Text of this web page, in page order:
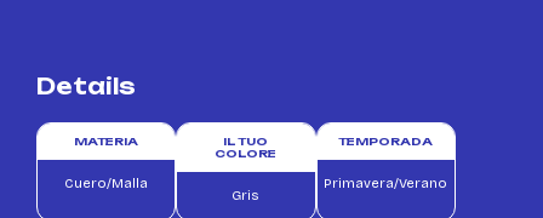
Details
MATERIA
Cuero/Malla
IL TUO
COLORE
Gris
TEMPORADA
Primavera/Verano